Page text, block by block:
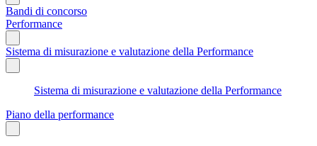
Bandi di concorso
Performance
Sistema di misurazione e valutazione della Performance
Sistema di misurazione e valutazione della Performance
Piano della performance